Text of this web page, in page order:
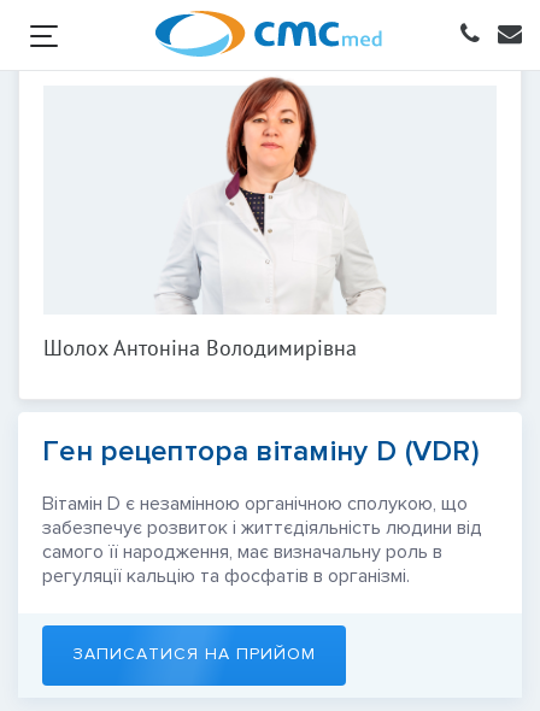
Шолох Антоніна Володимирівна
Ген рецептора вітаміну D (VDR)
Вітамін D є незамінною органічною сполукою, що
забезпечує розвиток і життєдіяльність людини від
самого її народження, має визначальну роль в
регуляції кальцію та фосфатів в організмі.
ЗАПИСАТИСЯ НА ПРИЙОМ